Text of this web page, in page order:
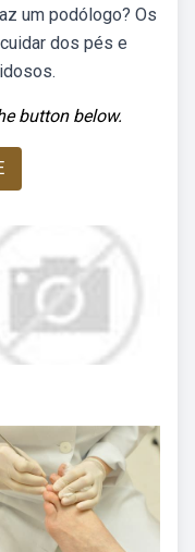
um podólogo? Os
dos pés e
button below.